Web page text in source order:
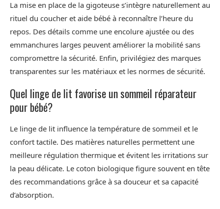
La mise en place de la gigoteuse s’intègre naturellement au
rituel du coucher et aide bébé à reconnaître l’heure du
repos. Des détails comme une encolure ajustée ou des
emmanchures larges peuvent améliorer la mobilité sans
compromettre la sécurité. Enfin, privilégiez des marques
transparentes sur les matériaux et les normes de sécurité.
Quel linge de lit favorise un sommeil réparateur
pour bébé?
Le linge de lit influence la température de sommeil et le
confort tactile. Des matières naturelles permettent une
meilleure régulation thermique et évitent les irritations sur
la peau délicate. Le coton biologique figure souvent en tête
des recommandations grâce à sa douceur et sa capacité
d’absorption.